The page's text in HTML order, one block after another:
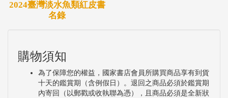
2024臺灣淡水魚類紅皮書
名錄
購物須知
為了保障您的權益，國家書店會員所購買商品享有到貨
十天的鑑賞期（含例假日）。退回之商品必須於鑑賞期
內寄回（以郵戳或收執聯為憑），且商品必須是全新狀